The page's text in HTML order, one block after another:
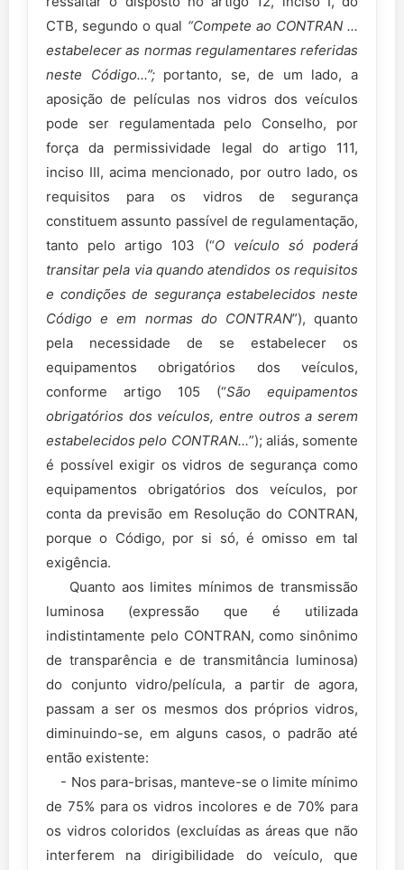
CTB, segundo o qual “Compete ao CONTRAN ...
estabelecer as normas regulamentares referidas
neste Código...”; portanto, se, de um lado, a
aposição de películas nos vidros dos veículos
pode ser regulamentada pelo Conselho, por
força da permissividade legal do artigo 111,
inciso III, acima mencionado, por outro lado, os
requisitos para os vidros de segurança
constituem assunto passível de regulamentação,
tanto pelo artigo 103 (“O veículo só poderá
transitar pela via quando atendidos os requisitos
e condições de segurança estabelecidos neste
Código e em normas do CONTRAN”), quanto
pela necessidade de se estabelecer os
equipamentos obrigatórios dos veículos,
conforme artigo 105 (“São equipamentos
obrigatórios dos veículos, entre outros a serem
estabelecidos pelo CONTRAN...”); aliás, somente
é possível exigir os vidros de segurança como
equipamentos obrigatórios dos veículos, por
conta da previsão em Resolução do CONTRAN,
porque o Código, por si só, é omisso em tal
exigência.
Quanto aos limites mínimos de transmissão
luminosa (expressão que é utilizada
indistintamente pelo CONTRAN, como sinônimo
de transparência e de transmitância luminosa)
do conjunto vidro/película, a partir de agora,
passam a ser os mesmos dos próprios vidros,
diminuindo-se, em alguns casos, o padrão até
então existente:
- Nos para-brisas, manteve-se o limite mínimo
de 75% para os vidros incolores e de 70% para
os vidros coloridos (excluídas as áreas que não
interferem na dirigibilidade do veículo, que